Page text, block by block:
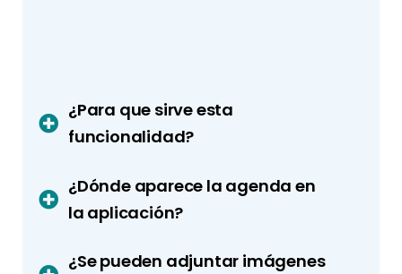
¿Para que sirve esta
funcionalidad?
¿Dónde aparece la agenda en
la aplicación?
¿Se pueden adjuntar imágenes